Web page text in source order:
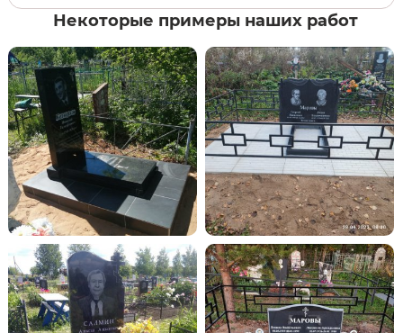
Некоторые примеры наших работ